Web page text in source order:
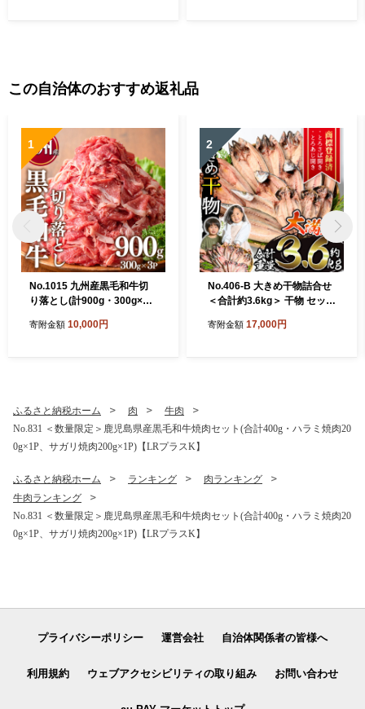
この自治体のおすすめ返礼品
1
No.1015 九州産黒毛和牛切
り落とし(計900g・300g×3
産 九州産 小分け お肉 牛丼
寄附金額 10,000円
2
No.406-B 大きめ干物詰合せ
＜合計約3.6kg＞ 干物 セット
あじ さば おかず おつまみ お
寄附金額 17,000円
ふるさと納税ホーム 肉
牛肉
No.831 ＜数量限定＞鹿児島県産黒毛和牛焼肉セット(合計400g・ハラミ焼肉20
0g×1P、サガリ焼肉200g×1P)【LRプラスK】
ふるさと納税ホーム ランキング
肉ランキング
牛肉ランキング
No.831 ＜数量限定＞鹿児島県産黒毛和牛焼肉セット(合計400g・ハラミ焼肉20
0g×1P、サガリ焼肉200g×1P)【LRプラスK】
プライバシーポリシー 運営会社 自治体関係者の皆様へ
利用規約 ウェブアクセシビリティの取り組み お問い合わせ